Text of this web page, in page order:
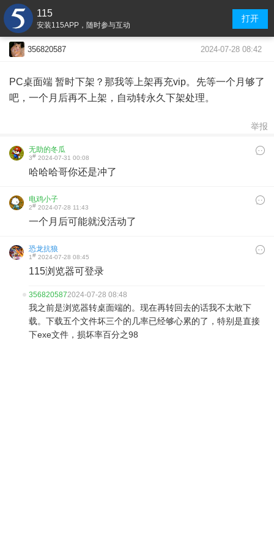
115
安装115APP，随时参与互动
打开
356820587 2024-07-28 08:42
PC桌面端 暂时下架？那我等上架再充vip。先等一个月够了
吧，一个月后再不上架，自动转永久下架处理。
举报
无助的冬瓜
3# 2024-07-31 00:08
哈哈哈哥你还是冲了
电鸡小子
2# 2024-07-28 11:43
一个月后可能就没活动了
恐龙抗狼
1# 2024-07-28 08:45
115浏览器可登录
3568205872024-07-28 08:48
我之前是浏览器转桌面端的。现在再转回去的话我不太敢下
载。下载五个文件坏三个的几率已经够心累的了，特别是直接
下exe文件，损坏率百分之98